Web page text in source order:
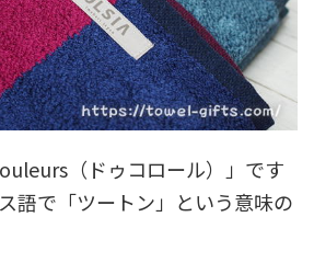
（ドゥコロール）」です
語で「ツートン」という意味の